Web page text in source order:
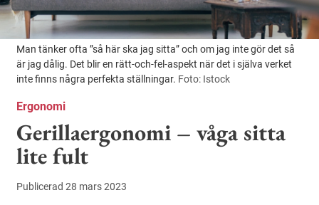
Man tänker ofta ”så här ska jag sitta” och om jag inte gör det så
är jag dålig. Det blir en rätt-och-fel-aspekt när det i själva verket
inte finns några perfekta ställningar. Foto: Istock
Ergonomi
Gerillaergonomi – våga sitta
lite fult
Publicerad 28 mars 2023